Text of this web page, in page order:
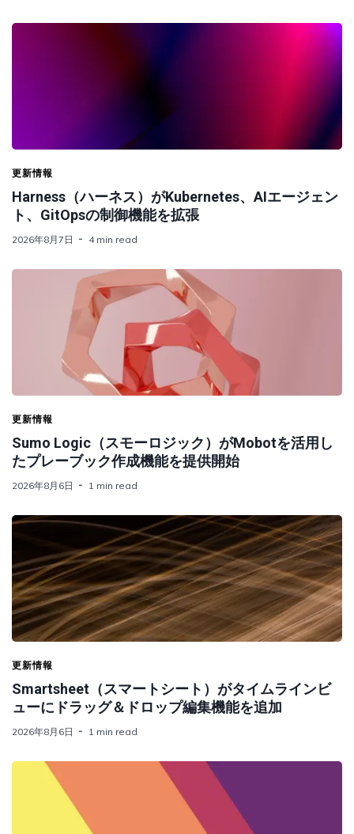
更新情報
Harness（ハーネス）がKubernetes、AIエージェン
ト、GitOpsの制御機能を拡張
2026年8月7日 4 min read
更新情報
Sumo Logic（スモーロジック）がMobotを活用し
たプレーブック作成機能を提供開始
2026年8月6日 1 min read
更新情報
Smartsheet（スマートシート）がタイムラインビ
ューにドラッグ＆ドロップ編集機能を追加
2026年8月6日 1 min read